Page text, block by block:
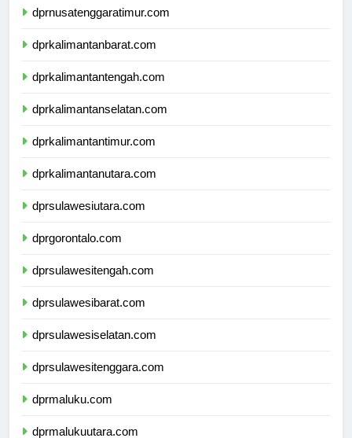
dprnusatenggaratimur.com
dprkalimantanbarat.com
dprkalimantantengah.com
dprkalimantanselatan.com
dprkalimantantimur.com
dprkalimantanutara.com
dprsulawesiutara.com
dprgorontalo.com
dprsulawesitengah.com
dprsulawesibarat.com
dprsulawesiselatan.com
dprsulawesitenggara.com
dprmaluku.com
dprmalukuutara.com